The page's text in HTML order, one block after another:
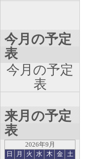
今月の予定
表
今月の予定
表
来月の予定
表
2026年9月
日
月 火 水 木 金 土